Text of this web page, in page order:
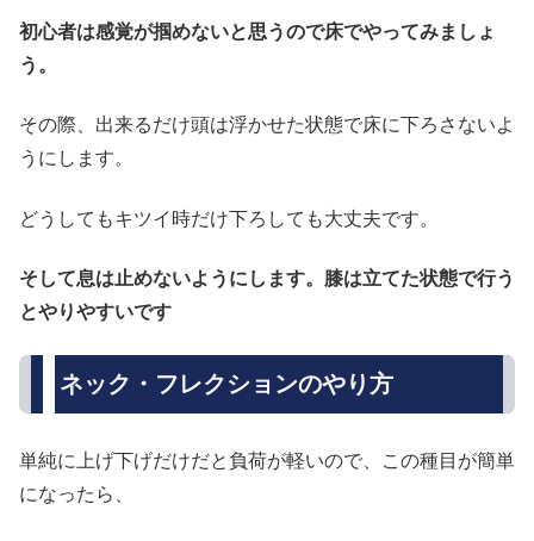
初心者は感覚が掴めないと思うので床でやってみましょ
う。
その際、出来るだけ頭は浮かせた状態で床に下ろさないよ
うにします。
どうしてもキツイ時だけ下ろしても大丈夫です。
そして息は止めないようにします。膝は立てた状態で行う
とやりやすいです
ネック・フレクションのやり方
単純に上げ下げだけだと負荷が軽いので、この種目が簡単
になったら、